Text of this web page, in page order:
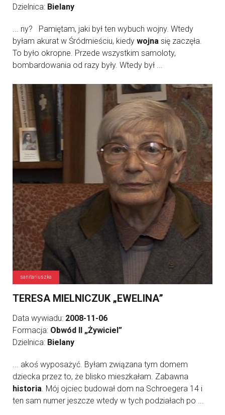
Dzielnica: Bielany
... ny? Pamiętam, jaki był ten wybuch wojny. Wtedy
byłam akurat w Śródmieściu, kiedy wojna się zaczęła.
To było okropne. Przede wszystkim samoloty,
bombardowania od razy były. Wtedy był ...
sanitariuszka
TERESA MIELNICZUK „EWELINA”
Data wywiadu: 2008-11-06
Formacja: Obwód II „Żywiciel”
Dzielnica: Bielany
... akoś wyposażyć. Byłam związana tym domem
dziecka przez to, że blisko mieszkałam. Zabawna
historia. Mój ojciec budował dom na Schroegera 14 i
ten sam numer jeszcze wtedy w tych podziałach po ...